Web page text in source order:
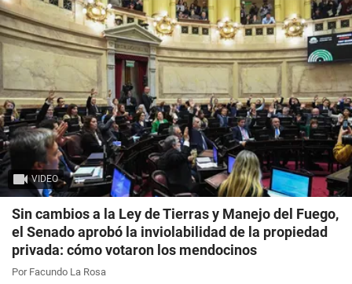
VIDEO
Sin cambios a la Ley de Tierras y Manejo del Fuego,
el Senado aprobó la inviolabilidad de la propiedad
privada: cómo votaron los mendocinos
Por Facundo La Rosa